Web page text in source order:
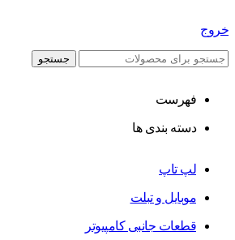
خروج
جستجو
فهرست
دسته بندی ها
لپ تاپ
موبایل و تبلت
قطعات جانبی کامپیوتر